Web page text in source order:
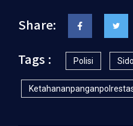
Share:
Tags :
Polisi